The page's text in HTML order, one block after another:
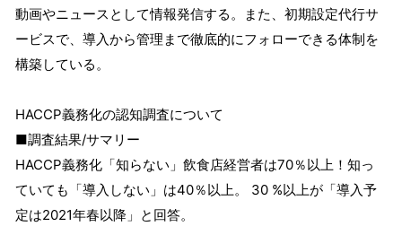
動画やニュースとして情報発信する。また、初期設定代行サ
ービスで、導入から管理まで徹底的にフォローできる体制を
構築している。
HACCP義務化の認知調査について
■調査結果/サマリー
HACCP義務化「知らない」飲食店経営者は70％以上！知っ
ていても「導入しない」は40％以上。 30 %以上が「導入予
定は2021年春以降」と回答。